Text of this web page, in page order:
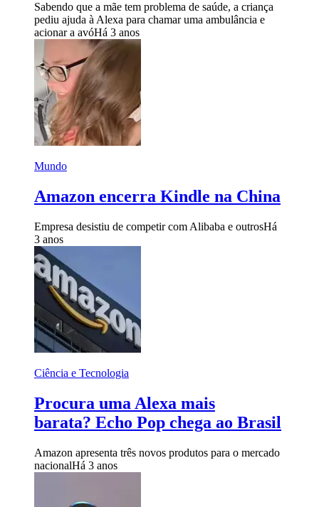
Sabendo que a mãe tem problema de saúde, a criança
pediu ajuda à Alexa para chamar uma ambulância e
acionar a avóHá 3 anos
Mundo
Amazon encerra Kindle na China
Empresa desistiu de competir com Alibaba e outrosHá
3 anos
Ciência e Tecnologia
Procura uma Alexa mais
barata? Echo Pop chega ao Brasil
Amazon apresenta três novos produtos para o mercado
nacionalHá 3 anos